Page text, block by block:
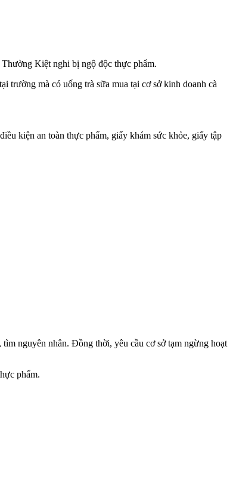
Kiệt nghi bị ngộ độc thực phẩm.
trường mà có uống trà sữa mua tại cơ sở kinh doanh cà
kiện an toàn thực phẩm, giấy khám sức khỏe, giấy tập
nguyên nhân. Đồng thời, yêu cầu cơ sở tạm ngừng hoạt
phẩm.